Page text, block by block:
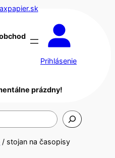
Prihlásenie
prázdny!
/ stojan na časopisy